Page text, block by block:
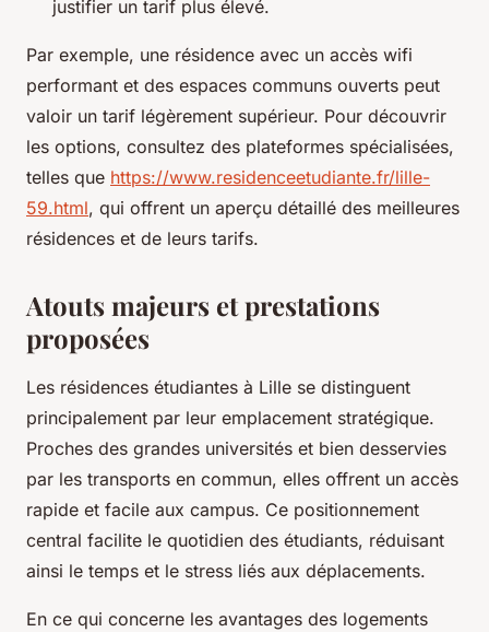
justifier un tarif plus élevé.
Par exemple, une résidence avec un accès wifi
performant et des espaces communs ouverts peut
valoir un tarif légèrement supérieur. Pour découvrir
les options, consultez des plateformes spécialisées,
telles que https://www.residenceetudiante.fr/lille-
59.html, qui offrent un aperçu détaillé des meilleures
résidences et de leurs tarifs.
Atouts majeurs et prestations
proposées
Les résidences étudiantes à Lille se distinguent
principalement par leur emplacement stratégique.
Proches des grandes universités et bien desservies
par les transports en commun, elles offrent un accès
rapide et facile aux campus. Ce positionnement
central facilite le quotidien des étudiants, réduisant
ainsi le temps et le stress liés aux déplacements.
En ce qui concerne les avantages des logements